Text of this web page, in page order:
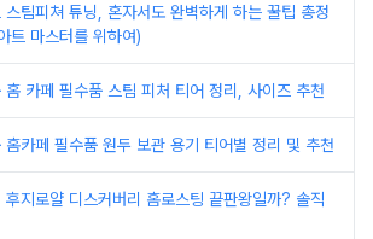
스팀피쳐 튜닝, 혼자서도 완벽하게 하는 꿀팁 총정
트 마스터를 위하여)
홈 카페 필수품 스팀 피처 티어 정리, 사이즈 추천
홈카페 필수품 원두 보관 용기 티어별 정리 및 추천
후지로얄 디스커버리 홈로스팅 끝판왕일까? 솔직